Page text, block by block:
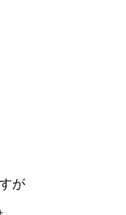
が